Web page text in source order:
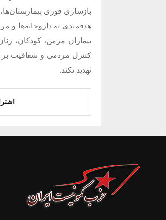
بازسازی فوری
هدفمندی به داروخانه‌ها و
بیماران مزمن، کودکان،
کنترل مردمی و شفافیت بر
تهدید نکند.